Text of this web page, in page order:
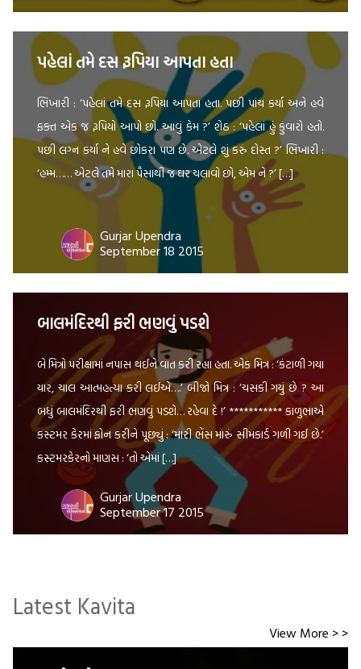
પહેલાં તમે દસ રૂપિયા આપતા હતા
ભિખારી : ‘પહેલાં તમે દસ રૂપિયા આપતા હતા. પછી પાંચ કર્યા અને હવે
ફક્ત એક જ રૂપિયો આપો છો. આવું કેમ ?’ શેઠ : ‘પહેલાં હું કુંવારો હતો.
પછી લગ્ન કર્યા ને હવે છોકરા પણ છે. એટલે શું કરું દોસ્ત ?’ ભિખારી :
‘હમ્મ…… એટલે તમે મારા પૈસાથી જ ઘર ચલાવો છો, એમ ને ?’ […]
Gurjar Upendra
September 18 2015
બાલમંદિરથી ફરી ભણવું પડશે
બે મિત્રો પરીક્ષામાં નપાસ થઈને વાત કરી રહ્યા હતા. એક મિત્ર : ‘કંટાળી ગયા
યાર, ચાલ આત્મહત્યા કરી લઈએ….’ બીજો મિત્ર : ‘ચસકી ગયું છે ? આ
બધું બાલમંદિરથી ફરી ભણવું પડશે… રહેવા દે !’ *********** કાળુભાએ
કસ્ટમર કેરમાં ફોન કરીને પૂછ્યું : ‘મારી ભેંસ મારું સીમકાર્ડ ગળી ગઈ છે.’
કસ્ટમરકેરનો માણસ : ‘તો એમાં […]
Gurjar Upendra
September 17 2015
Latest Kavita
View More > >